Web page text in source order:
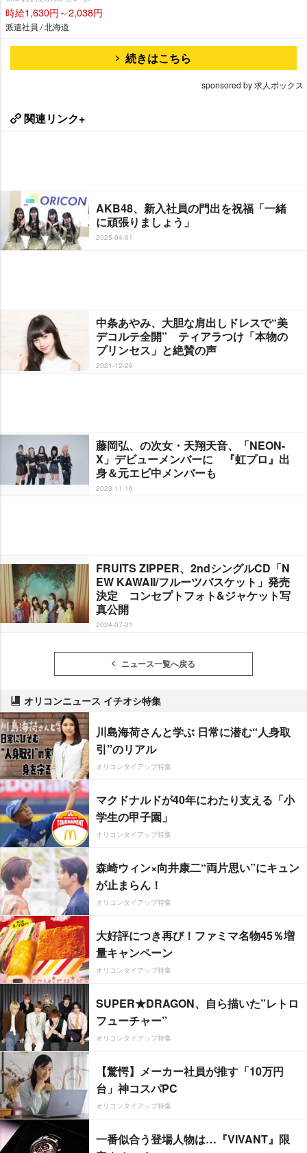
時給1,630円～2,038円
派遣社員 / 北海道
続きはこちら
sponsored by 求人ボックス
関連リンク+
AKB48、新入社員の門出を祝福「一緒
に頑張りましょう」
2025-04-01
中条あやみ、大胆な肩出しドレスで“美
デコルテ全開” ティアラつけ「本物の
プリンセス」と絶賛の声
2021-12-29
藤岡弘、の次女・天翔天音、「NEON-
X」デビューメンバーに 『虹プロ』出
身＆元エビ中メンバーも
2023-11-16
FRUITS ZIPPER、2ndシングルCD「N
EW KAWAII/フルーツバスケット」発売
決定 コンセプトフォト&ジャケット写
真公開
2024-07-31
ニュース一覧へ戻る
オリコンニュース イチオシ特集
川島海荷さんと学ぶ 日常に潜む“人身取
引”のリアル
オリコンタイアップ特集
マクドナルドが40年にわたり支える「小
学生の甲子園」
オリコンタイアップ特集
森崎ウィン×向井康二“両片思い”にキュン
が止まらん！
オリコンタイアップ特集
大好評につき再び！ファミマ名物45％増
量キャンペーン
オリコンタイアップ特集
SUPER★DRAGON、自ら描いた”レトロ
フューチャー”
オリコンタイアップ特集
【驚愕】メーカー社員が推す「10万円
台」神コスパPC
オリコンタイアップ特集
一番似合う登場人物は…『VIVANT』限